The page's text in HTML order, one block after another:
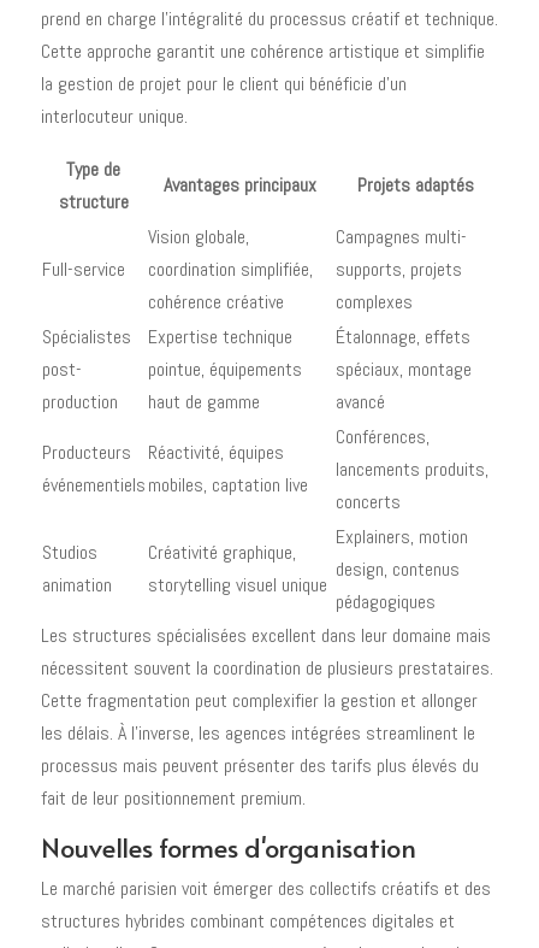
prend en charge l'intégralité du processus créatif et technique.
Cette approche garantit une cohérence artistique et simplifie
la gestion de projet pour le client qui bénéficie d'un
interlocuteur unique.
Type de
structure
Avantages principaux Projets adaptés
Full-service
Vision globale,
coordination simplifiée,
cohérence créative
Campagnes multi-
supports, projets
complexes
Spécialistes
post-
production
Expertise technique
pointue, équipements
haut de gamme
Étalonnage, effets
spéciaux, montage
avancé
Producteurs
événementiels
Réactivité, équipes
mobiles, captation live
Conférences,
lancements produits,
concerts
Studios
animation
Créativité graphique,
storytelling visuel unique
Explainers, motion
design, contenus
pédagogiques
Les structures spécialisées excellent dans leur domaine mais
nécessitent souvent la coordination de plusieurs prestataires.
Cette fragmentation peut complexifier la gestion et allonger
les délais. À l'inverse, les agences intégrées streamlinent le
processus mais peuvent présenter des tarifs plus élevés du
fait de leur positionnement premium.
Nouvelles formes d'organisation
Le marché parisien voit émerger des collectifs créatifs et des
structures hybrides combinant compétences digitales et